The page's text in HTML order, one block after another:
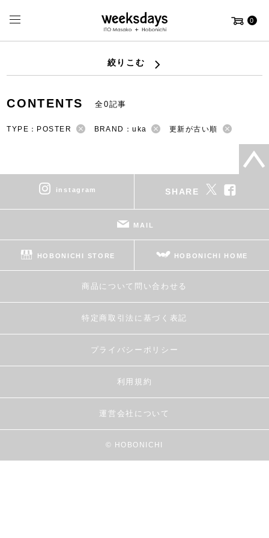
0
絞りこむ
CONTENTS 全0記事
TYPE：POSTER BRAND：uka 更新が古い順
instagram SHARE
MAIL
HOBONICHI STORE HOBONICHI HOME
商品について問い合わせる
特定商取引法に基づく表記
プライバシーポリシー
利用規約
運営会社について
© HOBONICHI